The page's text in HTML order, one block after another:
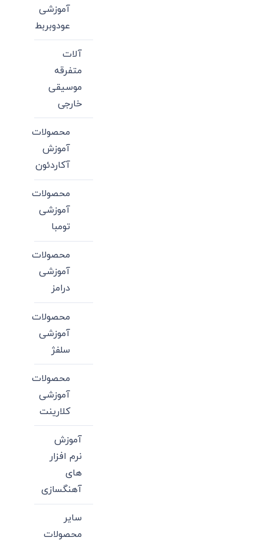
آموزشی
عودوبربط
آلات
متفرقه
موسیقی
خارجی
محصولات
آموزش
آکاردئون
محصولات
آموزشی
تومبا
محصولات
آموزشی
درامز
محصولات
آموزشی
سلفژ
محصولات
آموزشی
کلارینت
آموزش
نرم افزار
های
آهنگسازی
سایر
محصولات